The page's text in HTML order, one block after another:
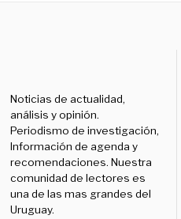
Noticias de actualidad,
análisis y opinión.
Periodismo de investigación,
Información de agenda y
recomendaciones. Nuestra
comunidad de lectores es
una de las mas grandes del
Uruguay.